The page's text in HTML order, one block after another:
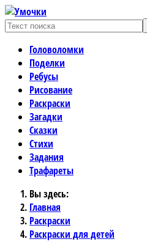
Головоломки
Поделки
Ребусы
Рисование
Раскраски
Загадки
Сказки
Стихи
Задания
Трафареты
Вы здесь:
Главная
Раскраски
Раскраски для детей